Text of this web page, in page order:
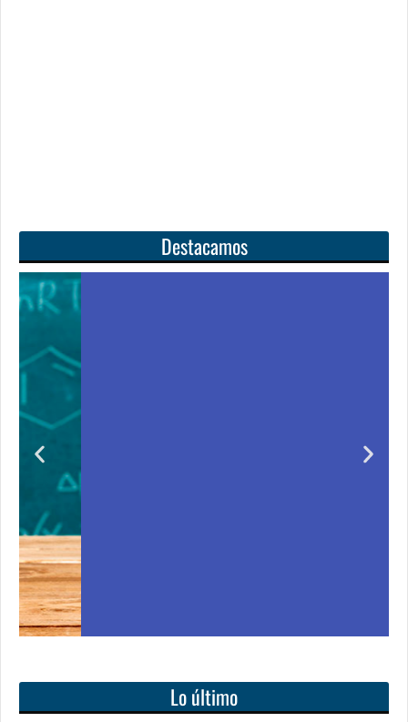
Destacamos
Notición!! Ya se puede adquirir nuestro segundo
Lo último